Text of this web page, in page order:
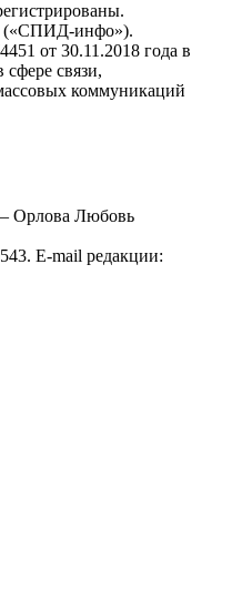
(«СПИД-инфо»).
от 30.11.2018 года в
связи,
коммуникаций
Орлова Любовь
E-mail редакции: